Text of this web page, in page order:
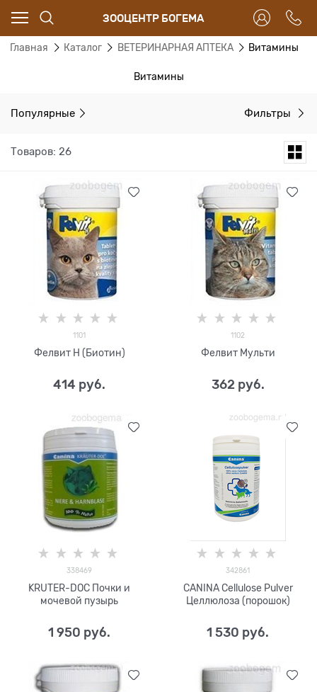
ЗООЦЕНТР БОГЕМА
Главная Каталог ВЕТЕРИНАРНАЯ АПТЕКА Витамины
Витамины
Популярные Фильтры
Товаров: 26
1101
Фелвит Н (Биотин)
414 руб.
1102
Фелвит Мульти
362 руб.
338469
KRUTER-DOC Почки и
мочевой пузырь
1 950 руб.
342861
СANINA Cellulose Pulver
Целлюлоза (порошок)
1 530 руб.